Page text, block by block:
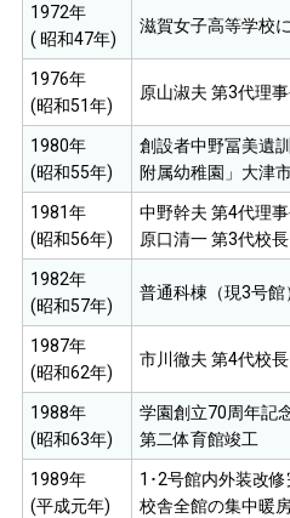
1972年
( 昭和47年)
滋賀女子高等学校
1976年
(昭和51年)
原山淑夫 第3代理
1980年
(昭和55年)
創設者中野冨美遺
附属幼稚園」大津
1981年
(昭和56年)
中野幹夫 第4代理
原口清一 第3代校
1982年
(昭和57年)
普通科棟（現3号館
1987年
(昭和62年)
市川徹夫 第4代校
1988年
(昭和63年)
学園創立70周年記
第二体育館竣工
1989年
(平成元年)
1･2号館内外装改修
校舎全館の集中暖